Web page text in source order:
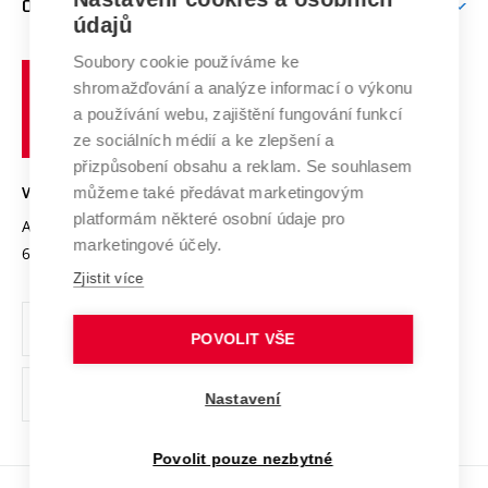
E-přihláška
Doktorské studium
Podpora podnikání
Systém zajišťování kvality výzkumu
Výzkumné infrastruktury
Transfer znalostí
Open Science
Projekty
Projekty ze strukturálních fondů
Specifický výzkum
Zahraniční spolupráce
Spolupráce se školami
Mezinárodní dohody
Univerzitní sítě
O UNIVERZITĚ
Profil univerzity
Udržitelná univerzita
Podnikavá univerzita / ContriBUTe
Bezpečná univerzita
Vyznamenání
Organizační struktura
Ochrana osobních údajů
odkaz)
učení
technické
Brně
VYSOKÉ UČENÍ TECHNICKÉ V BRNĚ
Antonínská 548/1
602 00 Brno
www.vut.cz
vut@vutbr.cz
údajů
Soubory cookie používáme ke
shromažďování a analýze informací o výkonu
a používání webu, zajištění fungování funkcí
ze sociálních médií a ke zlepšení a
přizpůsobení obsahu a reklam. Se souhlasem
můžeme také předávat marketingovým
platformám některé osobní údaje pro
marketingové účely.
Zjistit více
POVOLIT VŠE
Nastavení
Povolit pouze nezbytné